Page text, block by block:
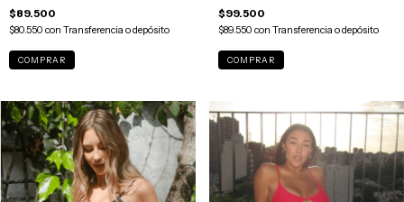
$89.500
$80.550 con Transferencia o depósito
COMPRAR
$99.500
$89.550 con Transferencia o depósito
COMPRAR